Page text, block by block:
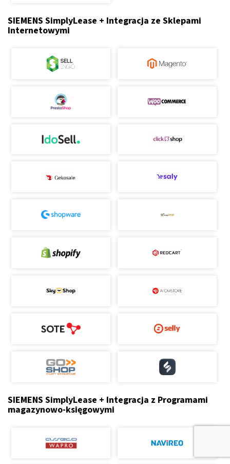
SIEMENS SimplyLease + Integracja ze Sklepami
Internetowymi
SIEMENS SimplyLease + Integracja z Programami
magazynowo-księgowymi